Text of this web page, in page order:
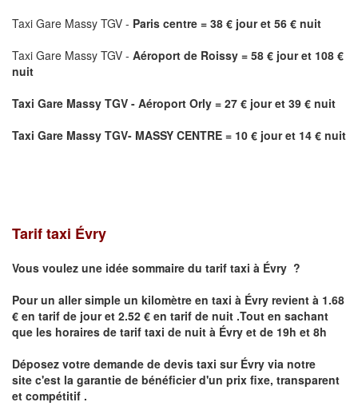
Taxi Gare Massy TGV - Paris centre = 38 € jour et 56 € nuit
Taxi Gare Massy TGV - Aéroport de Roissy = 58 € jour et 108 €
nuit
Taxi Gare Massy TGV - Aéroport Orly = 27 € jour et 39 € nuit
Taxi Gare Massy TGV- MASSY CENTRE = 10 € jour et 14 € nuit
Tarif taxi Évry
Vous voulez une idée sommaire du tarif taxi à Évry ?
Pour un aller simple un kilomètre en taxi à Évry revient à 1.68
€ en tarif de jour et 2.52 € en tarif de nuit .Tout en sachant
que les horaires de tarif taxi de nuit à Évry et de 19h et 8h
Déposez votre demande de devis taxi sur Évry via notre
site c'est la garantie de bénéficier d'un prix fixe, transparent
et compétitif .